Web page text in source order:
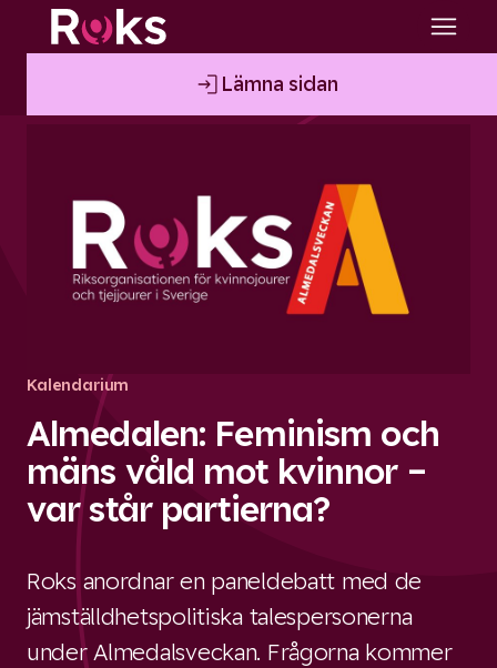
Lämna sidan
Kalendarium
Almedalen: Feminism och
mäns våld mot kvinnor –
var står partierna?
Roks anordnar en paneldebatt med de
jämställdhetspolitiska talespersonerna
under Almedalsveckan. Frågorna kommer